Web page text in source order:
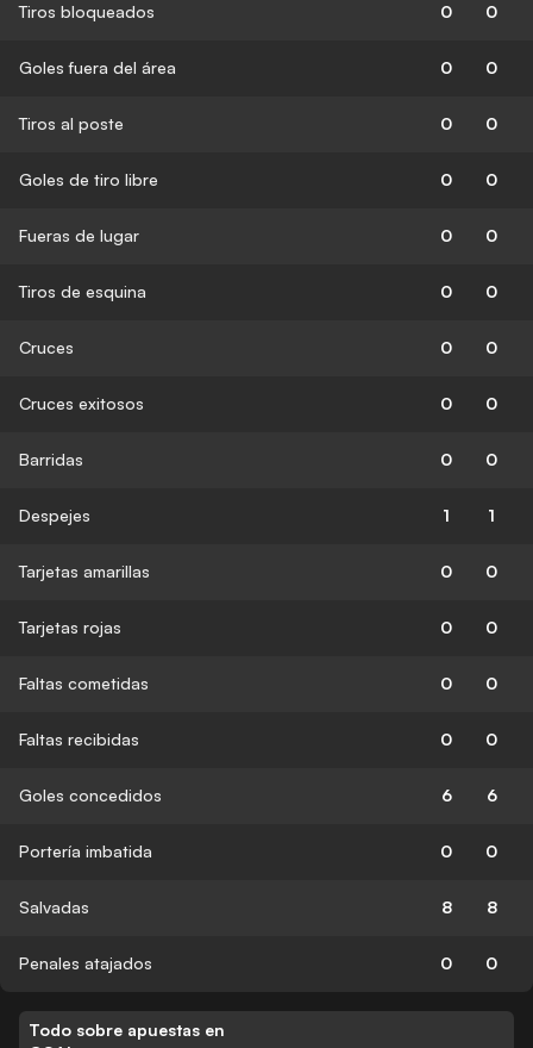
Tiros bloqueados 0 0
Goles fuera del área 0 0
Tiros al poste 0 0
Goles de tiro libre 0 0
Fueras de lugar 0 0
Tiros de esquina 0 0
Cruces 0 0
Cruces exitosos 0 0
Barridas 0 0
Despejes 1 1
Tarjetas amarillas 0 0
Tarjetas rojas 0 0
Faltas cometidas 0 0
Faltas recibidas 0 0
Goles concedidos 6 6
Portería imbatida 0 0
Salvadas 8 8
Penales atajados 0 0
Todo sobre apuestas en